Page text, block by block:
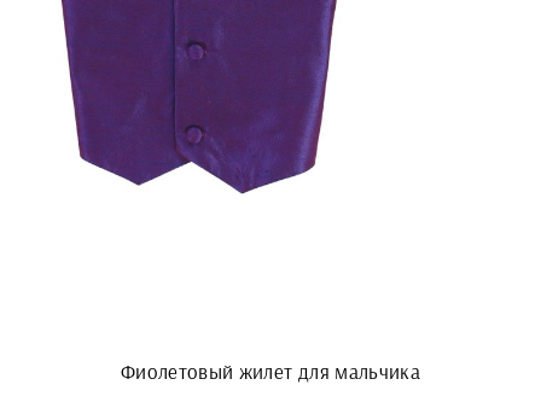
Фиолетовый жилет для мальчика